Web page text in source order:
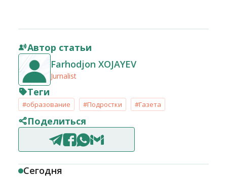
Автор статьи
Farhodjon XOJAYEV
Jurnalist
Теги
#образование #Подростки #Газета
Поделиться
Сегодня